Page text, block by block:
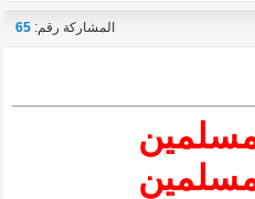
المشاركة رقم: 65